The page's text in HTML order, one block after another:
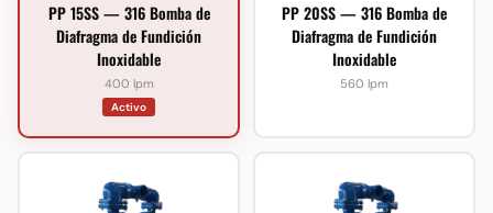
PP 15SS — 316 Bomba de
Diafragma de Fundición
Inoxidable
400 lpm
Activo
PP 20SS — 316 Bomba de
Diafragma de Fundición
Inoxidable
560 lpm